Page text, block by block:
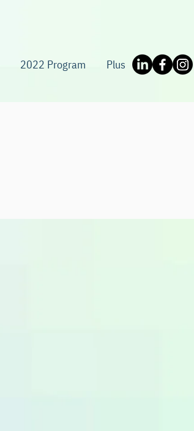
2022 Program Plus